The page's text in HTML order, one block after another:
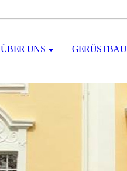
ÜBER UNS GERÜSTBAU